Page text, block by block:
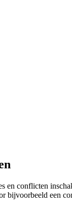
conflicten
bijvoorbeeld een